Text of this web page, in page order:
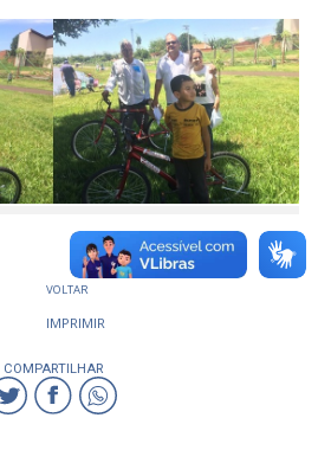
VOLTAR
IMPRIMIR
COMPARTILHAR